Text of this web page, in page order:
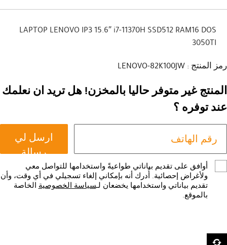
LAPTOP LENOVO IP3 15.6″ i7-11370H SSD512 RAM16 DOS
3050TI
رمز المنتج : LENOVO-82K100JW
المنتج غير متوفر حاليا بالمخزن! هل تريد ان نعلمك
عند توفره ؟
ارسل لي
رسالة
أوافق على تقديم بياناتي طواعيةً واستخدامها للتواصل معي
ولأغراض إحصائية. أُدرك أنه بإمكاني إلغاء تسجيلي في أي وقت، وأن
تقديم بياناتي واستخدامها يخضعان لـسياسة الخصوصية الخاصة
بالموقع.